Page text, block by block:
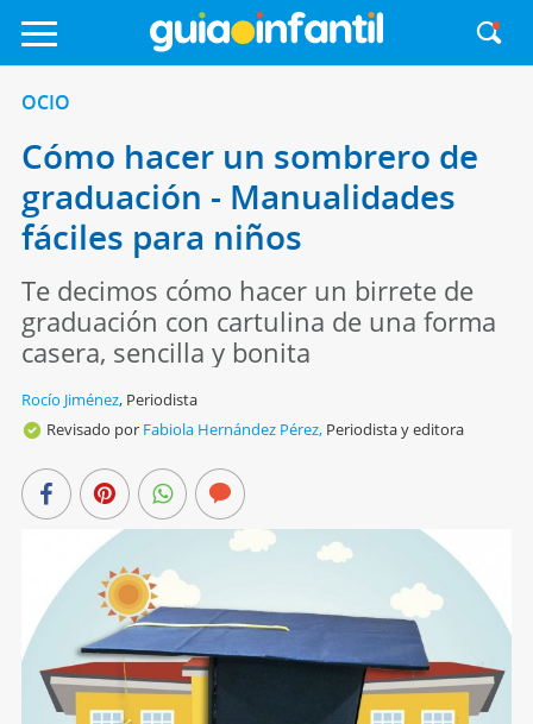
OCIO
Cómo hacer un sombrero de
graduación - Manualidades
fáciles para niños
Te decimos cómo hacer un birrete de
graduación con cartulina de una forma
casera, sencilla y bonita
Rocío Jiménez, Periodista
Revisado por Fabiola Hernández Pérez, Periodista y editora